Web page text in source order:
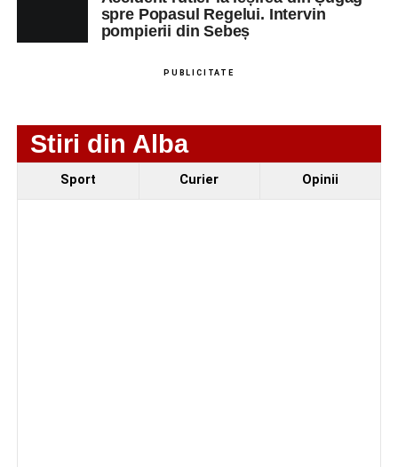
strada Dorobanți din Sebeș
Accident pe strada Dorobanți din Sebeș: fermeie
de 66 de ani rănită grav, după ce a fost lovită de o
Fest, la Cetatea Greavilor din Gârbova
spre Popasul Regelui. Intervin
pompierii din Sebeș
PUBLICITATE
Stiri din Alba
Sport Curier Opinii